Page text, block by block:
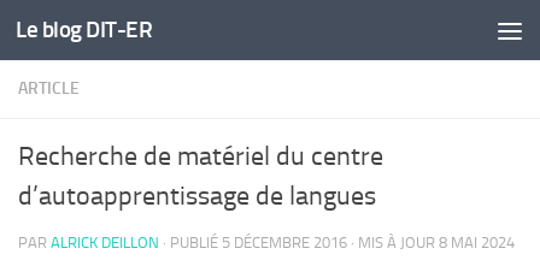
Skip to content
Le blog DIT-ER
ARTICLE
Recherche de matériel du centre
d’autoapprentissage de langues
PAR ALRICK DEILLON · PUBLIÉ 5 DÉCEMBRE 2016 · MIS À JOUR 8 MAI 2024